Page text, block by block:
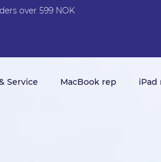
over 599 NOK
Service MacBook rep iPad